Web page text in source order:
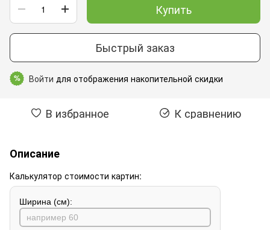
Купить
Быстрый заказ
% Войти для отображения накопительной скидки
В избранное К сравнению
Описание
Калькулятор стоимости картин:
Ширина (см):